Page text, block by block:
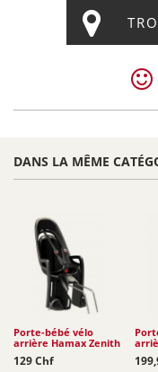
DANS LA MÊME
Porte-bébé vélo
arrière Hamax Zenith
129 Chf